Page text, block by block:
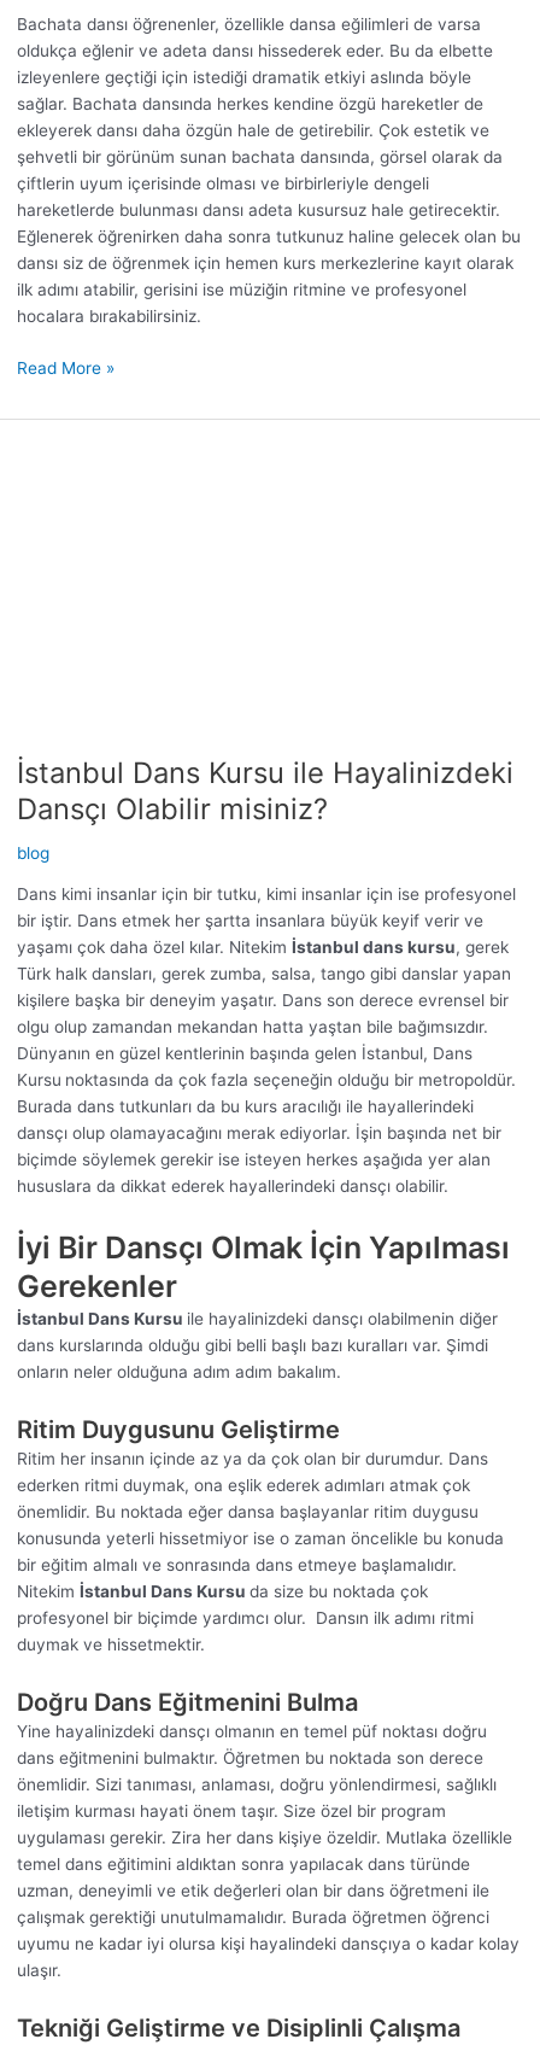
Bachata dansı öğrenenler, özellikle dansa eğilimleri de varsa
oldukça eğlenir ve adeta dansı hissederek eder. Bu da elbette
izleyenlere geçtiği için istediği dramatik etkiyi aslında böyle
sağlar. Bachata dansında herkes kendine özgü hareketler de
ekleyerek dansı daha özgün hale de getirebilir. Çok estetik ve
şehvetli bir görünüm sunan bachata dansında, görsel olarak da
çiftlerin uyum içerisinde olması ve birbirleriyle dengeli
hareketlerde bulunması dansı adeta kusursuz hale getirecektir.
Eğlenerek öğrenirken daha sonra tutkunuz haline gelecek olan bu
dansı siz de öğrenmek için hemen kurs merkezlerine kayıt olarak
ilk adımı atabilir, gerisini ise müziğin ritmine ve profesyonel
hocalara bırakabilirsiniz.
Read More »
İstanbul Dans Kursu ile Hayalinizdeki
Dansçı Olabilir misiniz?
blog
Dans kimi insanlar için bir tutku, kimi insanlar için ise profesyonel
bir iştir. Dans etmek her şartta insanlara büyük keyif verir ve
yaşamı çok daha özel kılar. Nitekim İstanbul dans kursu, gerek
Türk halk dansları, gerek zumba, salsa, tango gibi danslar yapan
kişilere başka bir deneyim yaşatır. Dans son derece evrensel bir
olgu olup zamandan mekandan hatta yaştan bile bağımsızdır.
Dünyanın en güzel kentlerinin başında gelen İstanbul, Dans
Kursu noktasında da çok fazla seçeneğin olduğu bir metropoldür.
Burada dans tutkunları da bu kurs aracılığı ile hayallerindeki
dansçı olup olamayacağını merak ediyorlar. İşin başında net bir
biçimde söylemek gerekir ise isteyen herkes aşağıda yer alan
hususlara da dikkat ederek hayallerindeki dansçı olabilir.
İyi Bir Dansçı Olmak İçin Yapılması
Gerekenler
İstanbul Dans Kursu ile hayalinizdeki dansçı olabilmenin diğer
dans kurslarında olduğu gibi belli başlı bazı kuralları var. Şimdi
onların neler olduğuna adım adım bakalım.
Ritim Duygusunu Geliştirme
Ritim her insanın içinde az ya da çok olan bir durumdur. Dans
ederken ritmi duymak, ona eşlik ederek adımları atmak çok
önemlidir. Bu noktada eğer dansa başlayanlar ritim duygusu
konusunda yeterli hissetmiyor ise o zaman öncelikle bu konuda
bir eğitim almalı ve sonrasında dans etmeye başlamalıdır.
Nitekim İstanbul Dans Kursu da size bu noktada çok
profesyonel bir biçimde yardımcı olur. Dansın ilk adımı ritmi
duymak ve hissetmektir.
Doğru Dans Eğitmenini Bulma
Yine hayalinizdeki dansçı olmanın en temel püf noktası doğru
dans eğitmenini bulmaktır. Öğretmen bu noktada son derece
önemlidir. Sizi tanıması, anlaması, doğru yönlendirmesi, sağlıklı
iletişim kurması hayati önem taşır. Size özel bir program
uygulaması gerekir. Zira her dans kişiye özeldir. Mutlaka özellikle
temel dans eğitimini aldıktan sonra yapılacak dans türünde
uzman, deneyimli ve etik değerleri olan bir dans öğretmeni ile
çalışmak gerektiği unutulmamalıdır. Burada öğretmen öğrenci
uyumu ne kadar iyi olursa kişi hayalindeki dansçıya o kadar kolay
ulaşır.
Tekniği Geliştirme ve Disiplinli Çalışma